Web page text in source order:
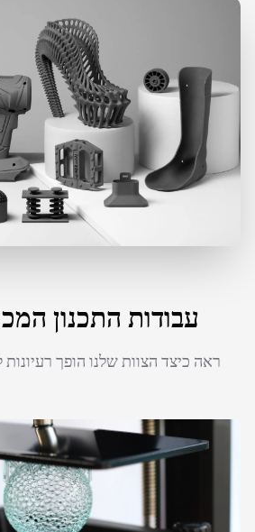
עבודות התכנון
ראה כיצד הצוות שלנו הופך רעיונות